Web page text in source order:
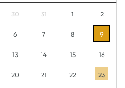
30 31 1 2
6 7 8 9
13 14 15 16
20 21 22 23